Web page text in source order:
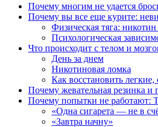
Почему многим не удается
Почему вы все еще курите:
Физическая тяга:
Психологическая
Что происходит с телом и
День за днем
Никотиновая ломка
Как восстановить
Почему жевательная резинка и
Почему попытки не работают:
«Одна сигарета — не в
«Завтра начну»